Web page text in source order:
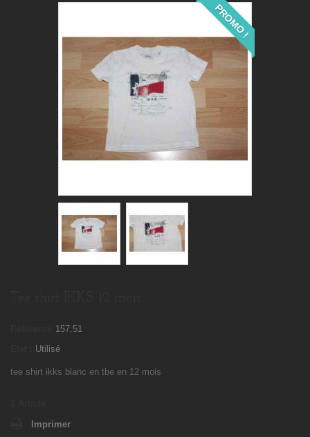
PROMO !
157.51
Utilisé
tee shirt ikks blanc en tbe en 12 mois
Imprimer